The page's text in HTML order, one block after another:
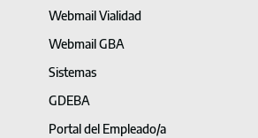
Webmail Vialidad
Webmail GBA
Sistemas
GDEBA
Portal del Empleado/a